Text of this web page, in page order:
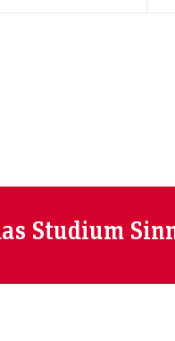
Studium